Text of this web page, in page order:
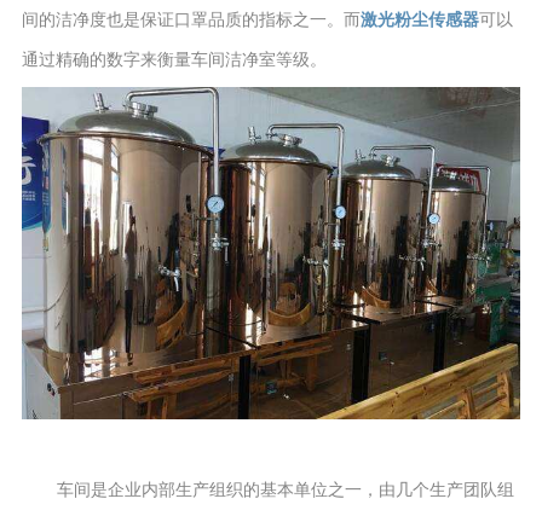
间的洁净度也是保证口罩品质的指标之一。而激光粉尘传感器可以
通过精确的数字来衡量车间洁净室等级。
车间是企业内部生产组织的基本单位之一，由几个生产团队组